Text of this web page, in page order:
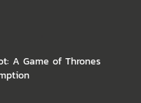
A Game of Thrones